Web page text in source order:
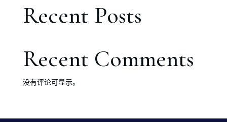
Recent Posts
Recent Comments
没有评论可显示。